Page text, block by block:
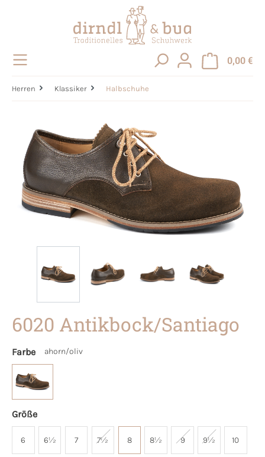
0,00 €
Herren Klassiker Halbschuhe
6020 Antikbock/Santiago
Farbe ahorn/oliv
Größe
6 6½ 7 7½ 8 8½ 9 9½ 10